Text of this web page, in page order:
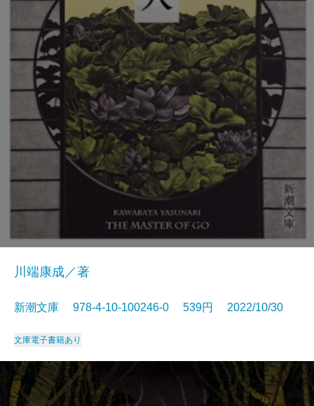
川端康成／著
新潮文庫 978-4-10-100246-0 539円 2022/10/30
文庫電子書籍あり